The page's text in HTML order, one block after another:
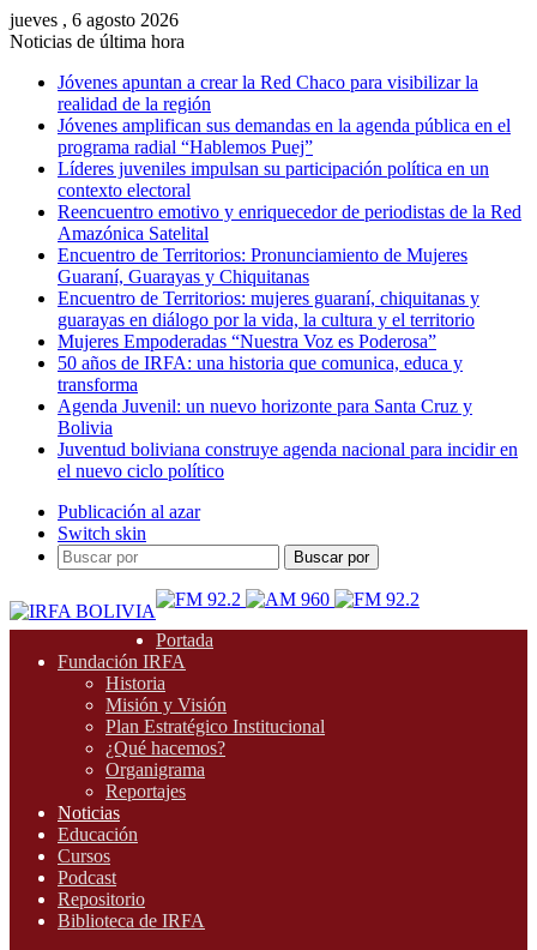
jueves , 6 agosto 2026
Noticias de última hora
Jóvenes apuntan a crear la Red Chaco para visibilizar la
realidad de la región
Jóvenes amplifican sus demandas en la agenda pública en el
programa radial “Hablemos Puej”
Líderes juveniles impulsan su participación política en un
contexto electoral
Reencuentro emotivo y enriquecedor de periodistas de la Red
Amazónica Satelital
Encuentro de Territorios: Pronunciamiento de Mujeres
Guaraní, Guarayas y Chiquitanas
Encuentro de Territorios: mujeres guaraní, chiquitanas y
guarayas en diálogo por la vida, la cultura y el territorio
Mujeres Empoderadas “Nuestra Voz es Poderosa”
50 años de IRFA: una historia que comunica, educa y
transforma
Agenda Juvenil: un nuevo horizonte para Santa Cruz y
Bolivia
Juventud boliviana construye agenda nacional para incidir en
el nuevo ciclo político
Publicación al azar
Switch skin
Buscar por
Portada
Fundación IRFA
Historia
Misión y Visión
Plan Estratégico Institucional
¿Qué hacemos?
Organigrama
Reportajes
Noticias
Educación
Cursos
Podcast
Repositorio
Biblioteca de IRFA